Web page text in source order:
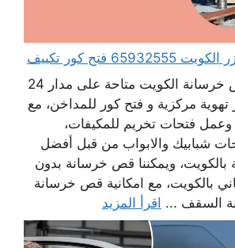
فتح كور تكييف
خدمات شركة قص خرسانة الكويت متاحة على مدار 24
مركزية و فتح كور للمداخن، مع
وعمل فتحات تخريم للمكيفات،
شبابيك والابواب من قبل أفضل
ويمكننا قص خرسانة بدون
بالكويت، مع امكانية قص خرسانة
السقف ... اقرأ المزيد